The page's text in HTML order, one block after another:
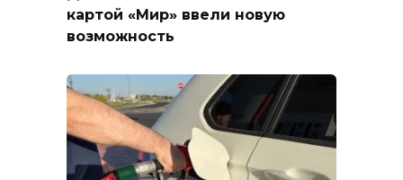
картой «Мир» ввели новую
возможность